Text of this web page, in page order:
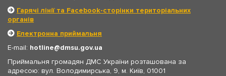
Гарячі лінії та Facebook-сторінки територіальних
органів
Електронна приймальня
E-mail: hotline
dmsu.gov.ua
Приймальня громадян ДМС України розташована за
адресою: вул. Володимирська, 9, м. Київ, 01001